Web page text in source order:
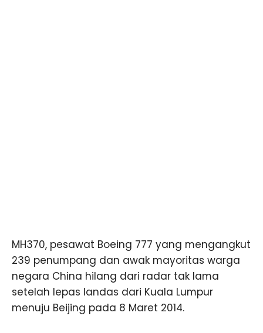
MH370, pesawat Boeing 777 yang mengangkut
239 penumpang dan awak mayoritas warga
negara China hilang dari radar tak lama
setelah lepas landas dari Kuala Lumpur
menuju Beijing pada 8 Maret 2014.